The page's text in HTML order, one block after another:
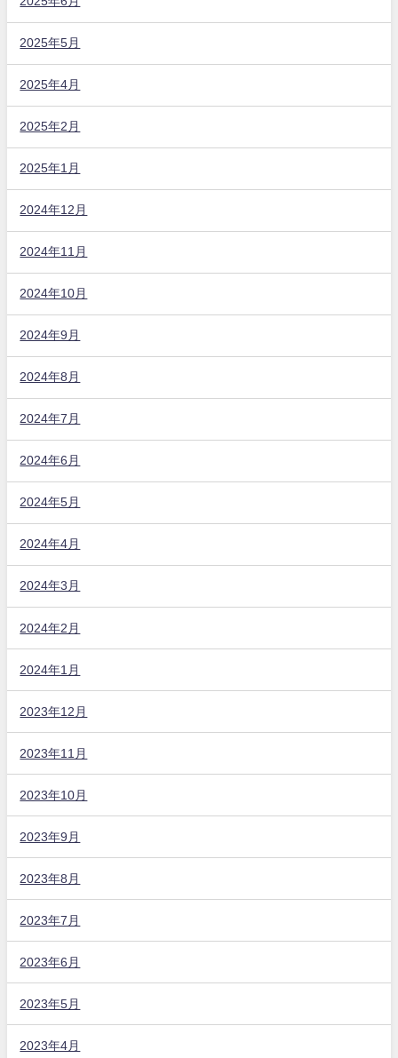
2025年5月
2025年4月
2025年2月
2025年1月
2024年12月
2024年11月
2024年10月
2024年9月
2024年8月
2024年7月
2024年6月
2024年5月
2024年4月
2024年3月
2024年2月
2024年1月
2023年12月
2023年11月
2023年10月
2023年9月
2023年8月
2023年7月
2023年6月
2023年5月
2023年4月